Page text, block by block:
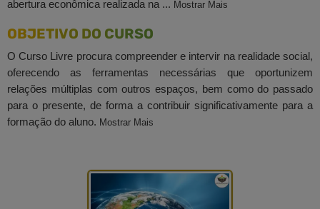
abertura econômica realizada na ... Mostrar Mais
OBJETIVO DO CURSO
O Curso Livre procura compreender e intervir na realidade social,
oferecendo as ferramentas necessárias que oportunizem
relações múltiplas com outros espaços, bem como do passado
para o presente, de forma a contribuir significativamente para a
formação do aluno. Mostrar Mais